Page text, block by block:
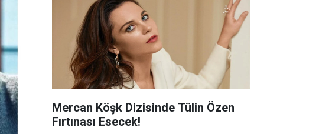
Mercan Köşk Dizisinde Tülin Özen
Fırtınası Esecek!